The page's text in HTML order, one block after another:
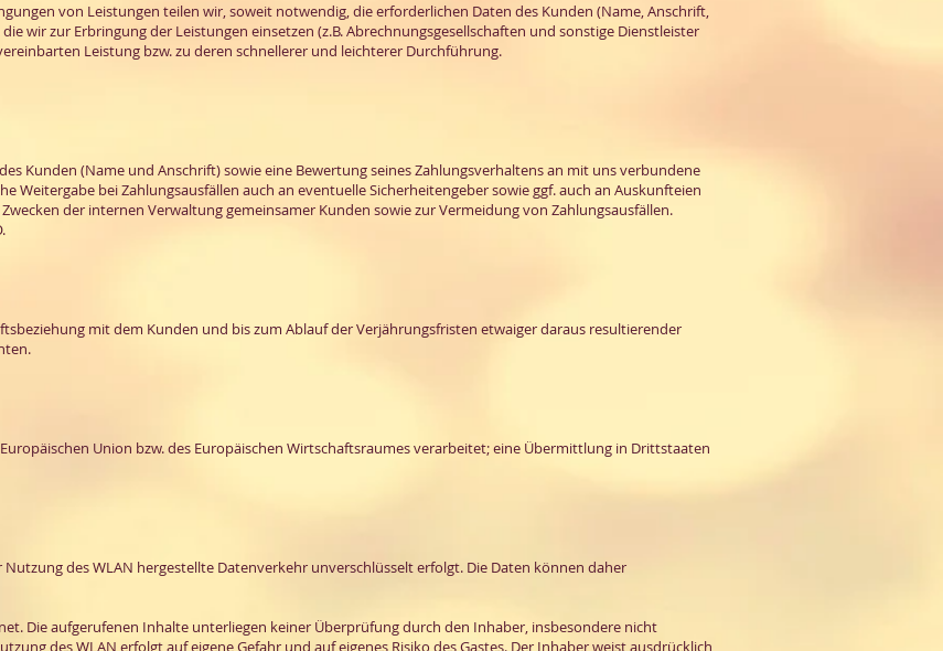
von Leistungen teilen wir, soweit notwendig, die erforderlichen Daten des Kunden (Name, Anschrift,
wir zur Erbringung der Leistungen einsetzen (z.B. Abrechnungsgesellschaften und sonstige Dienstleister
Leistung bzw. zu deren schnellerer und leichterer Durchführung.
Kunden (Name und Anschrift) sowie eine Bewertung seines Zahlungsverhaltens an mit uns verbundene
Weitergabe bei Zahlungsausfällen auch an eventuelle Sicherheitengeber sowie ggf. auch an Auskunfteien
der internen Verwaltung gemeinsamer Kunden sowie zur Vermeidung von Zahlungsausfällen.
mit dem Kunden und bis zum Ablauf der Verjährungsfristen etwaiger daraus resultierender
Union bzw. des Europäischen Wirtschaftsraumes verarbeitet; eine Übermittlung in Drittstaaten
des WLAN hergestellte Datenverkehr unverschlüsselt erfolgt. Die Daten können daher
Die aufgerufenen Inhalte unterliegen keiner Überprüfung durch den Inhaber, insbesondere nicht
des WLAN erfolgt auf eigene Gefahr und auf eigenes Risiko des Gastes. Der Inhaber weist ausdrücklich